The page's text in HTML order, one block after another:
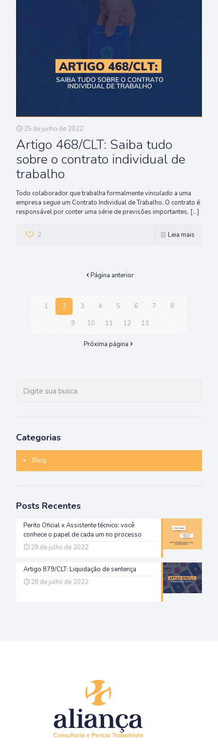
25 de junho de 2022
Artigo 468/CLT: Saiba tudo
sobre o contrato individual de
trabalho
Todo colaborador que trabalha formalmente vinculado a uma
empresa segue um Contrato Individual de Trabalho. O contrato é
responsável por conter uma série de previsões importantes, […]
2 Leia mais
Página anterior
1 2 3 4 5 6 7
8
9
10 11 12 13
Próxima página
Categorias
Blog
Posts Recentes
Perito Oficial x Assistente técnico: você
conhece o papel de cada um no processo
29 de julho de 2022
Artigo 879/CLT: Liquidação de sentença
28 de julho de 2022